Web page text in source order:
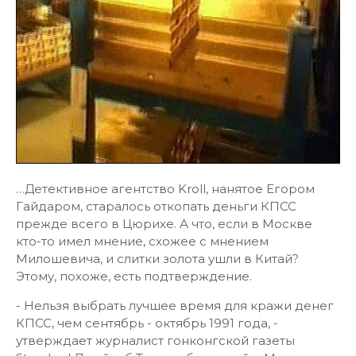
…Детективное агентство Kroll, нанятое Егором
Гайдаром, старалось откопать деньги КПСС
прежде всего в Цюрихе. А что, если в Москве
кто-то имел мнение, схожее с мнением
Милошевича, и слитки золота ушли в Китай?
Этому, похоже, есть подтверждение.
- Нельзя выбрать лучшее время для кражи денег
КПСС, чем сентябрь - октябрь 1991 года, -
утверждает журналист гонконгской газеты